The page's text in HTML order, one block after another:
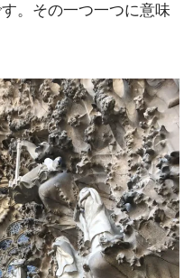
。その一つ一つに意味